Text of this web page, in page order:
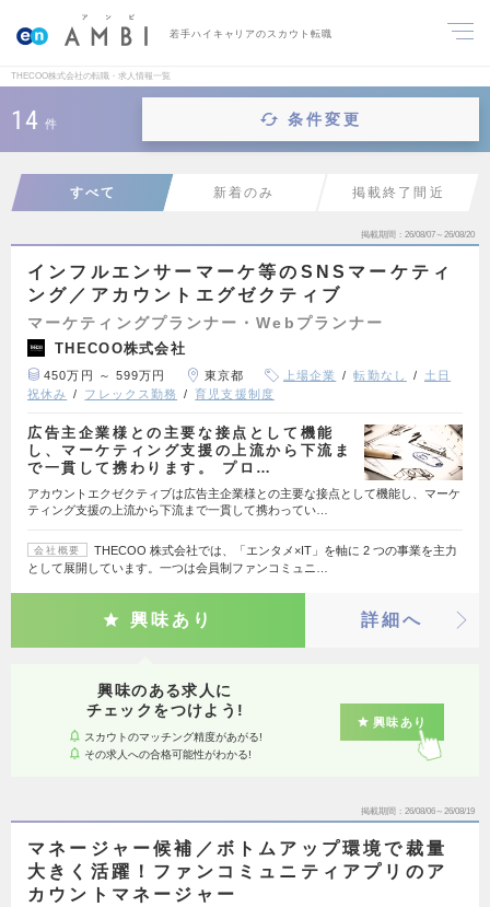
若手ハイキャリアのスカウト転職
THECOO株式会社の転職・求人情報一覧
14 件 条件変更
すべて 新着のみ 掲載終了間近
掲載期間 26/08/07～26/08/20
インフルエンサーマーケ等のSNSマーケティ
ング／アカウントエグゼクティブ
マーケティングプランナー・Webプランナー
THECOO株式会社
450万円 ～ 599万円 東京都 上場企業 転勤なし
土日
祝休み
フレックス勤務 育児支援制度
広告主企業様との主要な接点として機能
し、マーケティング支援の上流から下流ま
で一貫して携わります。 プロ…
アカウントエクゼクティブは広告主企業様との主要な接点として機能し、マーケ
ティング支援の上流から下流まで一貫して携わってい…
会社概要
THECOO 株式会社では、「エンタメ×IT」を軸に 2 つの事業を主力
として展開しています。一つは会員制ファンコミュニ…
興味あり 詳細へ
興味のある求人に
チェックをつけよう!
スカウトのマッチング精度があがる!
その求人への合格可能性がわかる!
興味あり
掲載期間 26/08/06～26/08/19
マネージャー候補／ボトムアップ環境で裁量
大きく活躍！ファンコミュニティアプリのア
カウントマネージャー